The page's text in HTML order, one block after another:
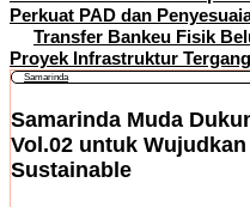
Perkuat PAD dan
Transfer Bankeu Fisik
Proyek Infrastruktur
Samarinda
Samarinda Muda
Vol.02 untuk
Sustainable